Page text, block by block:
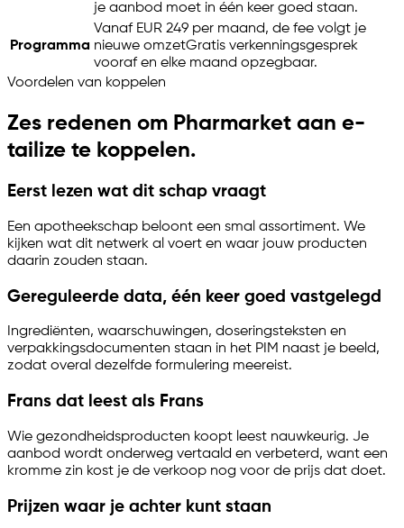
je aanbod moet in één keer goed staan.
Programma
Vanaf EUR 249 per maand, de fee volgt je
nieuwe omzetGratis verkenningsgesprek
vooraf en elke maand opzegbaar.
Voordelen van koppelen
Zes redenen om Pharmarket aan e-
tailize te koppelen.
Eerst lezen wat dit schap vraagt
Een apotheekschap beloont een smal assortiment. We
kijken wat dit netwerk al voert en waar jouw producten
daarin zouden staan.
Gereguleerde data, één keer goed vastgelegd
Ingrediënten, waarschuwingen, doseringsteksten en
verpakkingsdocumenten staan in het PIM naast je beeld,
zodat overal dezelfde formulering meereist.
Frans dat leest als Frans
Wie gezondheidsproducten koopt leest nauwkeurig. Je
aanbod wordt onderweg vertaald en verbeterd, want een
kromme zin kost je de verkoop nog voor de prijs dat doet.
Prijzen waar je achter kunt staan